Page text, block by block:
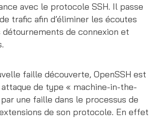
avec le protocole SSH. Il passe
trafic afin d’éliminer les écoutes
de connexion et
faille découverte, OpenSSH est
de type « machine-in-the-
une faille dans le processus de
de son protocole. En effet